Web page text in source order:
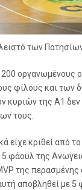
των
οργανωμένους
φίλους και των
κυριών της Α1
τους.
είχε κριθεί από
φάουλ της
της
αποβληθεί με